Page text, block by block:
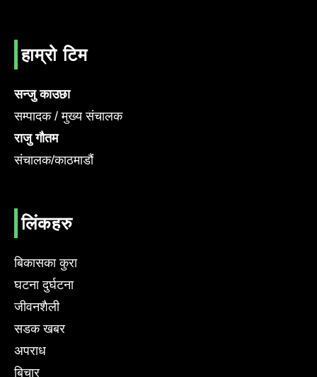
हाम्रो टिम
सन्जु काउछा
सम्पादक / मुख्य संचालक
राजु गौतम
संचालक/काठमाडौं
लिंकहरु
बिकासका कुरा
घटना दुर्घटना
जीवनशैली
सडक खबर
अपराध
बिचार